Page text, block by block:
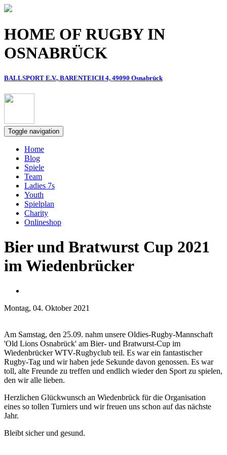
Direkt zum Inhalt
HOME OF RUGBY IN
OSNABRÜCK
BALLSPORT E.V., BARENTEICH 4, 49090 Osnabrück
Toggle navigation
Home
Blog
Spiele
Team
Ladies 7s
Youth
Spielplan
Charity
Onlineshop
Bier und Bratwurst Cup 2021
im Wiedenbrücker
Montag, 04. Oktober 2021
Am Samstag, den 25.09. nahm unsere Oldies-Rugby-Mannschaft
'Old Lions Osnabrück' am Bier- und Bratwurst-Cup im
Wiedenbrücker WTV-Rugbyclub teil. Es war ein fantastischer
Rugby-Tag und wir haben jede Sekunde davon genossen. Es war
toll, alte Freunde zu treffen und endlich wieder den Sport zu spielen,
den wir alle lieben.
Herzlichen Glückwunsch an Wiedenbrück für die Organisation
eines so tollen Turniers und wir freuen uns schon auf das nächste
Jahr.
Bleibt sicher und gesund.